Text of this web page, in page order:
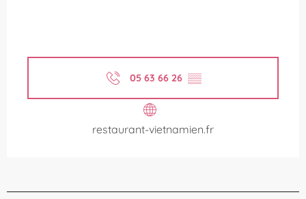
05 63 66 26 ▒▒
restaurant-vietnamien.fr